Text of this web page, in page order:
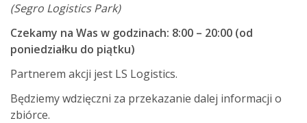
(Segro Logistics Park)
Czekamy na Was w godzinach: 8:00 – 20:00 (od
poniedziałku do piątku)
Partnerem akcji jest LS Logistics.
Będziemy wdzięczni za przekazanie dalej informacji o
zbiórce.